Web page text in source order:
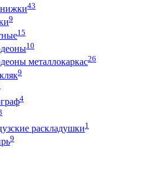
43
9
15
10
металлокаркас26
9
4
раскладушки1
9